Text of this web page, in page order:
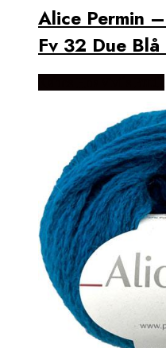
Alice Permin
Fv 32 Due